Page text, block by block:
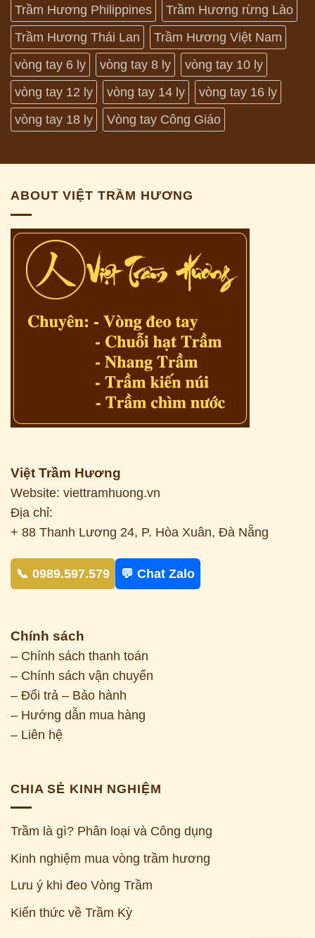
Trầm Hương Philippines
Trầm Hương rừng Lào
Trầm Hương Thái Lan
Trầm Hương Việt Nam
vòng tay 6 ly
vòng tay 8 ly
vòng tay 10 ly
vòng tay 12 ly
vòng tay 14 ly
vòng tay 16 ly
vòng tay 18 ly
Vòng tay Công Giáo
ABOUT VIỆT TRẦM HƯƠNG
Việt Trầm Hương
Website: viettramhuong.vn
Địa chỉ:
+ 88 Thanh Lương 24, P. Hòa Xuân, Đà Nẵng
📞 0989.597.579 💬 Chat Zalo
Chính sách
– Chính sách thanh toán
– Chính sách vận chuyển
– Đổi trả – Bảo hành
– Hướng dẫn mua hàng
– Liên hệ
CHIA SẺ KINH NGHIỆM
Trầm là gì? Phân loại và Công dụng
Kinh nghiệm mua vòng trầm hương
Lưu ý khi đeo Vòng Trầm
Kiến thức về Trầm Kỳ